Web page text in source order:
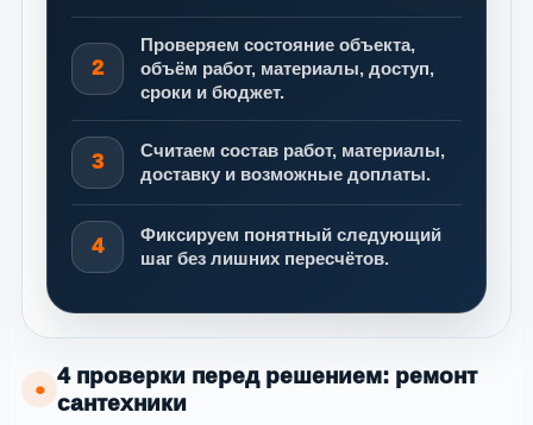
2
Проверяем состояние объекта,
объём работ, материалы, доступ,
сроки и бюджет.
3
Считаем состав работ, материалы,
доставку и возможные доплаты.
4
Фиксируем понятный следующий
шаг без лишних пересчётов.
●
4 проверки перед решением: ремонт
сантехники